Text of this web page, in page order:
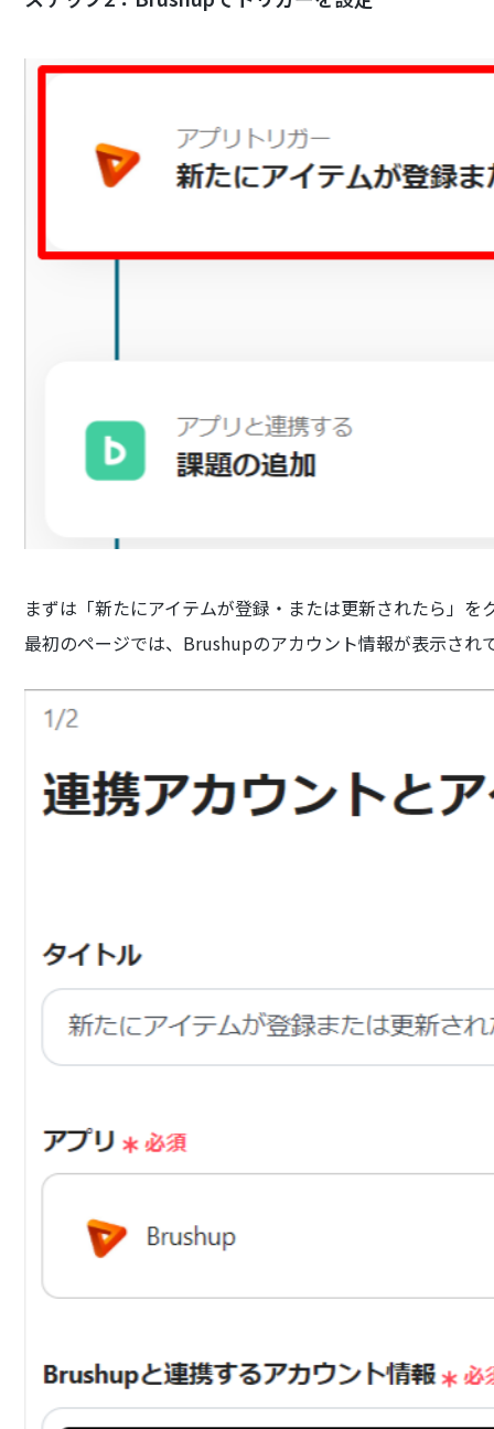
まずは「新たにアイテムが登録・または更新されたら」を
最初のページでは、Brushupのアカウント情報が表示され